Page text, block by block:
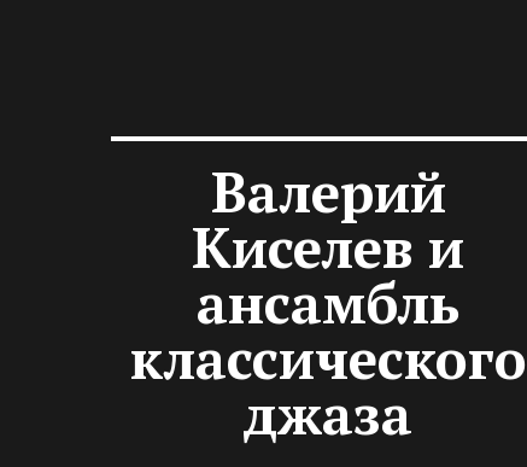
Валерий
Киселев и
ансамбль
классического
джаза